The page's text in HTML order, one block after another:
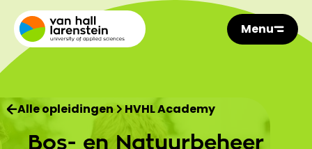
Menu
Alle opleidingen HVHL Academy
Bos- en Natuurbeheer